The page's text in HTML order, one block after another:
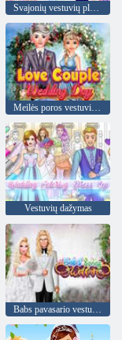
Svajonių vestuvių planuotojas
Meilės poros vestuvių diena
Vestuvių dažymas